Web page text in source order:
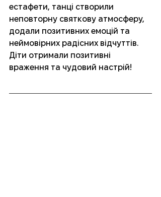
естафети, танці створили
неповторну святкову атмосферу,
додали позитивних емоцій та
неймовірних радісних відчуттів.
Діти отримали позитивні
враження та чудовий настрій!